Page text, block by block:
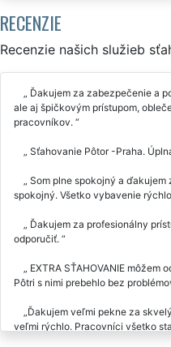
RECENZIE
Recenzie našich služieb
Ďakujem za zabezpečenie a
ale aj špičkovým prístupom,
pracovníkov.
Sťahovanie Pôtor -Praha.
Som plne spokojný a ďakujem
spokojný. Všetko vybavenie
Ďakujem za profesionálny
odporučiť.
EXTRA SŤAHOVANIE
Pôtri s nimi prebehlo bez
Ďakujem veľmi pekne za
veľmi rýchlo. Pracovníci všetko